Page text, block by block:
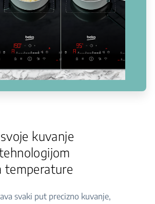
kuvanje
temperature
svaki put precizno kuvanje,